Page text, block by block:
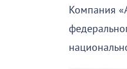
Компания